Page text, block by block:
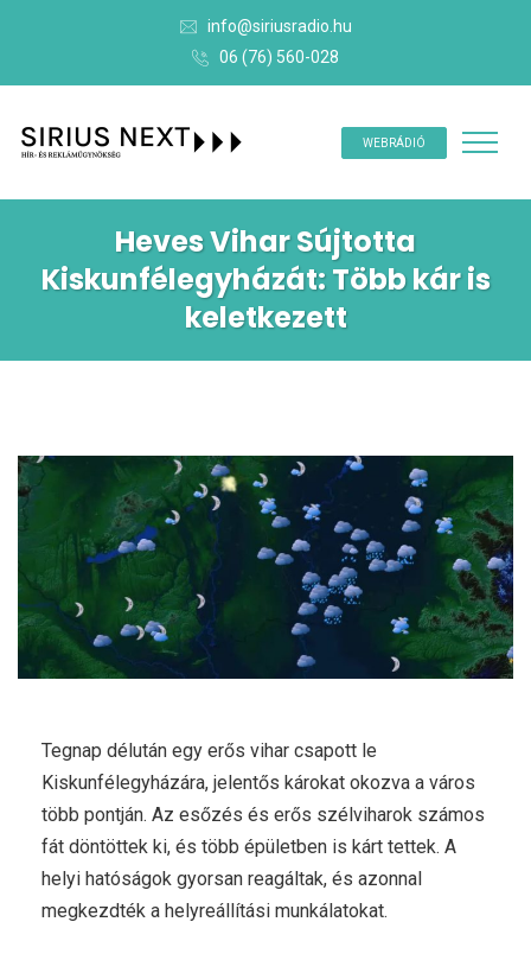
info@siriusradio.hu
06 (76) 560-028
WEBRÁDIÓ
Heves Vihar Sújtotta
Kiskunfélegyházát: Több kár is
keletkezett
Tegnap délután egy erős vihar csapott le
Kiskunfélegyházára, jelentős károkat okozva a város
több pontján. Az esőzés és erős szélviharok számos
fát döntöttek ki, és több épületben is kárt tettek. A
helyi hatóságok gyorsan reagáltak, és azonnal
megkezdték a helyreállítási munkálatokat.